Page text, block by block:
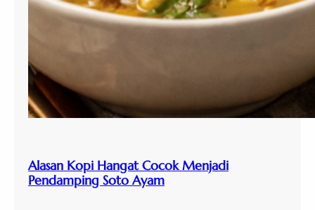
Alasan Kopi Hangat Cocok Menjadi
Pendamping Soto Ayam